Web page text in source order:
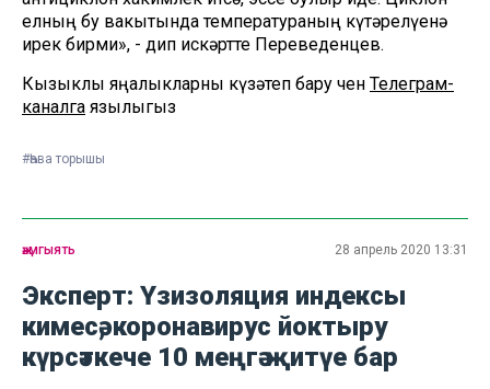
елның бу вакытында температураның күтәрелүенә
ирек бирми», - дип искәртте Переведенцев.
Кызыклы яңалыкларны күзәтеп бару өчен Телеграм-
каналга язылыгыз
#Һава торышы
җәмгыять 28 апрель 2020 13:31
Эксперт: Үзизоляция индексы
кимесә, коронавирус йоктыру
күрсәткече 10 меңгә җитүе бар